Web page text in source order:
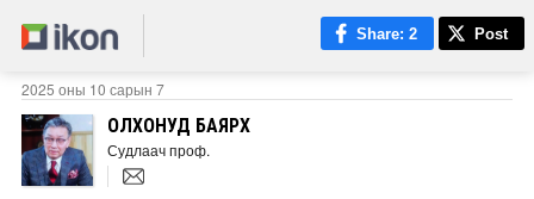
Share: 2 Post
2025 оны 10 сарын 7
ОЛХОНУД БАЯРХҮҮ
Судлаач проф.